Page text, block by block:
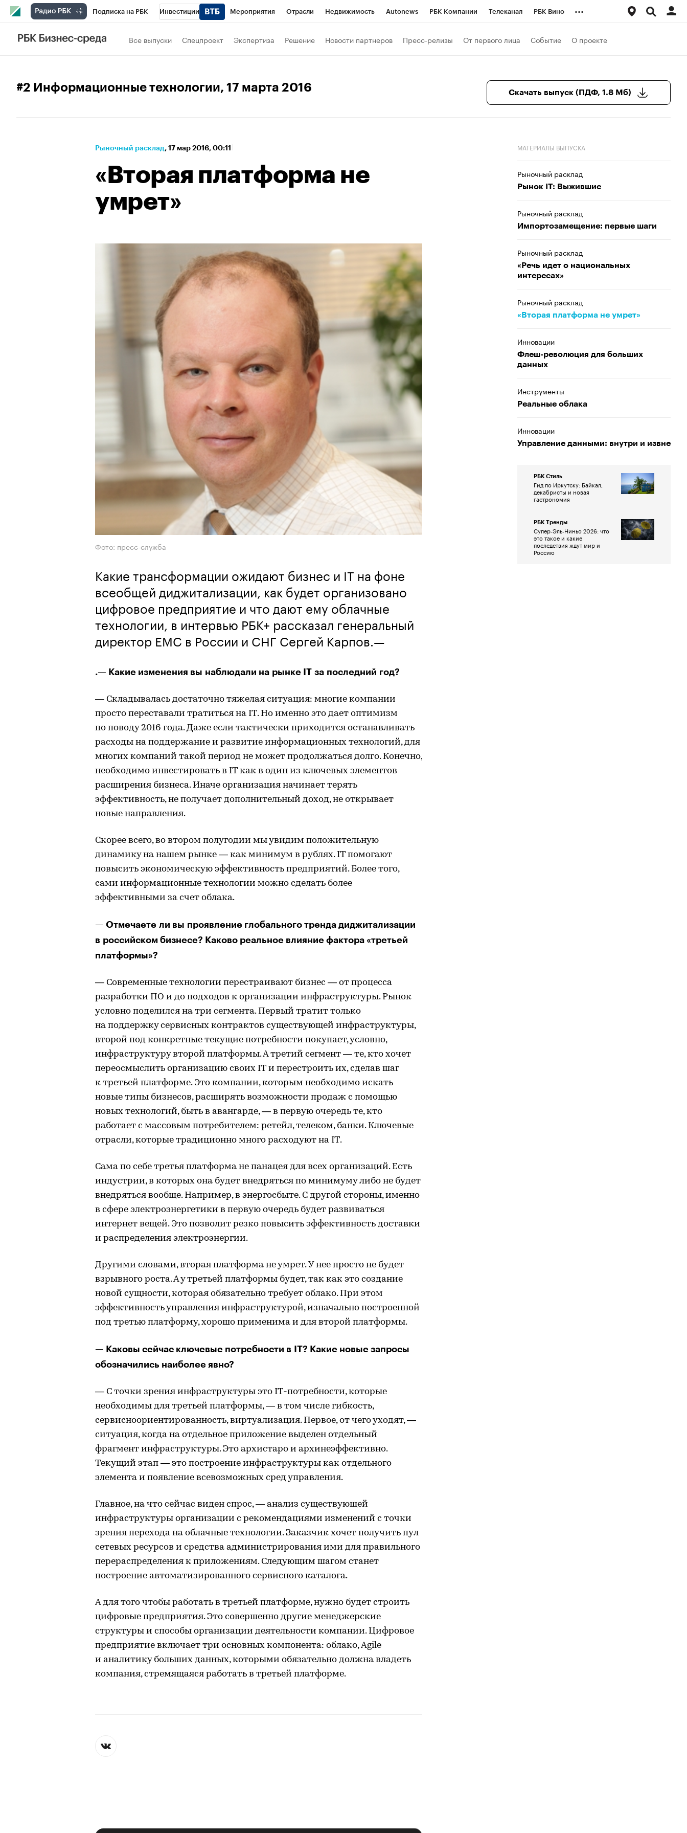
Подписка на РБК Инвестиции Мероприятия Отрасли Недвижимость Autonews РБК Компании Телеканал РБК Вино
Спорт
Бизнес
...
Все выпуски Спецпроект Экспертиза Решение Новости партнеров Пресс-релизы От первого лица Событие О проекте
#2 Информационные технологии, 17 марта 2016 Скачать выпуск (ПДФ, 1.8 Мб)
Рыночный расклад⁠, 17 мар 2016, 00:11
«Вторая платформа не
умрет»
Фото: пресс-служба
Какие трансформации ожидают бизнес и IT на фоне
всеобщей диджитализации, как будет организовано
цифровое предприятие и что дают ему облачные
технологии, в интервью РБК+ рассказал генеральный
директор ЕМС в России и СНГ Сергей Карпов.—
.— Какие изменения вы наблюдали на рынке IT за последний год?
— Складывалась достаточно тяжелая ситуация: многие компании
просто переставали тратиться на IT. Но именно это дает оптимизм
по поводу 2016 года. Даже если тактически приходится останавливать
расходы на поддержание и развитие информационных технологий, для
многих компаний такой период не может продолжаться долго. Конечно,
необходимо инвестировать в IT как в один из ключевых элементов
расширения бизнеса. Иначе организация начинает терять
эффективность, не получает дополнительный доход, не открывает
новые направления.
Скорее всего, во втором полугодии мы увидим положительную
динамику на нашем рынке — как минимум в рублях. IT помогают
повысить экономическую эффективность предприятий. Более того,
сами информационные технологии можно сделать более
эффективными за счет облака.
— Отмечаете ли вы проявление глобального тренда диджитализации
в российском бизнесе? Каково реальное влияние фактора «третьей
платформы»?
— Современные технологии перестраивают бизнес — от процесса
разработки ПО и до подходов к организации инфраструктуры. Рынок
условно поделился на три сегмента. Первый тратит только
на поддержку сервисных контрактов существующей инфраструктуры,
второй под конкретные текущие потребности покупает, условно,
инфраструктуру второй платформы. А третий сегмент — те, кто хочет
переосмыслить организацию своих IT и перестроить их, сделав шаг
к третьей платформе. Это компании, которым необходимо искать
новые типы бизнесов, расширять возможности продаж с помощью
новых технологий, быть в авангарде, — в первую очередь те, кто
работает с массовым потребителем: ретейл, телеком, банки. Ключевые
отрасли, которые традиционно много расходуют на IT.
Сама по себе третья платформа не панацея для всех организаций. Есть
индустрии, в которых она будет внедряться по минимуму либо не будет
внедряться вообще. Например, в энергосбыте. С другой стороны, именно
в сфере электроэнергетики в первую очередь будет развиваться
интернет вещей. Это позволит резко повысить эффективность доставки
и распределения электроэнергии.
Другими словами, вторая платформа не умрет. У нее просто не будет
взрывного роста. А у третьей платформы будет, так как это создание
новой сущности, которая обязательно требует облако. При этом
эффективность управления инфраструктурой, изначально построенной
под третью платформу, хорошо применима и для второй платформы.
— Каковы сейчас ключевые потребности в IT? Какие новые запросы
обозначились наиболее явно?
— С точки зрения инфраструктуры это IT-потребности, которые
необходимы для третьей платформы, — в том числе гибкость,
сервисноориентированность, виртуализация. Первое, от чего уходят, —
ситуация, когда на отдельное приложение выделен отдельный
фрагмент инфраструктуры. Это архистаро и архинеэффективно.
Текущий этап — это построение инфраструктуры как отдельного
элемента и появление всевозможных сред управления.
Главное, на что сейчас виден спрос, — анализ существующей
инфраструктуры организации с рекомендациями изменений с точки
зрения перехода на облачные технологии. Заказчик хочет получить пул
сетевых ресурсов и средства администрирования ими для правильного
перераспределения к приложениям. Следующим шагом станет
построение автоматизированного сервисного каталога.
А для того чтобы работать в третьей платформе, нужно будет строить
цифровые предприятия. Это совершенно другие менеджерские
структуры и способы организации деятельности компании. Цифровое
предприятие включает три основных компонента: облако, Agile
и аналитику больших данных, которыми обязательно должна владеть
компания, стремящаяся работать в третьей платформе.
МАТЕРИАЛЫ ВЫПУСКА
Рыночный расклад
Рынок IT: Выжившие
Рыночный расклад
Импортозамещение: первые шаги
Рыночный расклад
«Речь идет о национальных
интересах»
Рыночный расклад
«Вторая платформа не умрет»
Инновации
Флеш-революция для больших
данных
Инструменты
Реальные облака
Инновации
Управление данными: внутри и извне
РБК Стиль
Гид по Иркутску: Байкал,
декабристы и новая
гастрономия
РБК Тренды
Супер-Эль-Ниньо 2026: что
это такое и какие
последствия ждут мир и
Россию